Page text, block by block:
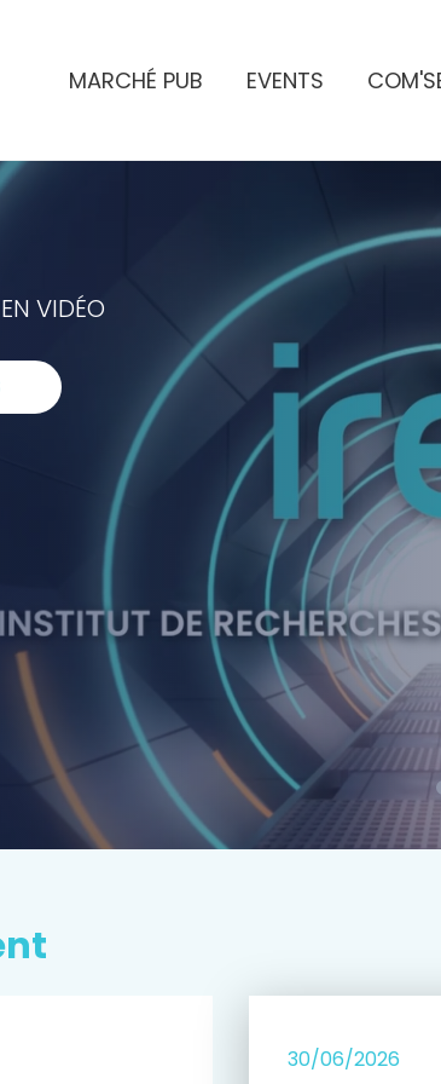
MARCHÉ PUB EVENTS
ET D'ETUDES PUBLICITAIRES
VIDÉO
30/06/2026